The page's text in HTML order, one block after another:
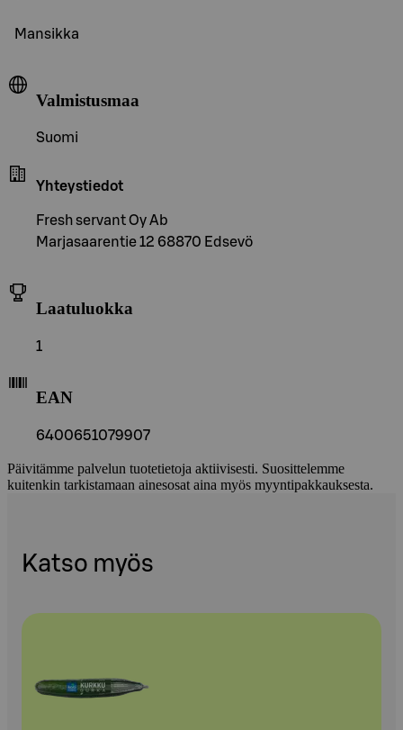
Mansikka
Valmistusmaa
Suomi
Yhteystiedot
Fresh servant Oy Ab
Marjasaarentie 12 68870 Edsevö
Laatuluokka
1
EAN
6400651079907
Päivitämme palvelun tuotetietoja aktiivisesti. Suosittelemme
kuitenkin tarkistamaan ainesosat aina myös myyntipakkauksesta.
Katso myös